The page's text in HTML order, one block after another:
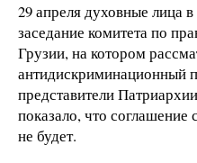
29 апрелядуховные лица в
заседание комитета по
Грузии, на котором
антидискриминационный
представители
показало, что
не будет.